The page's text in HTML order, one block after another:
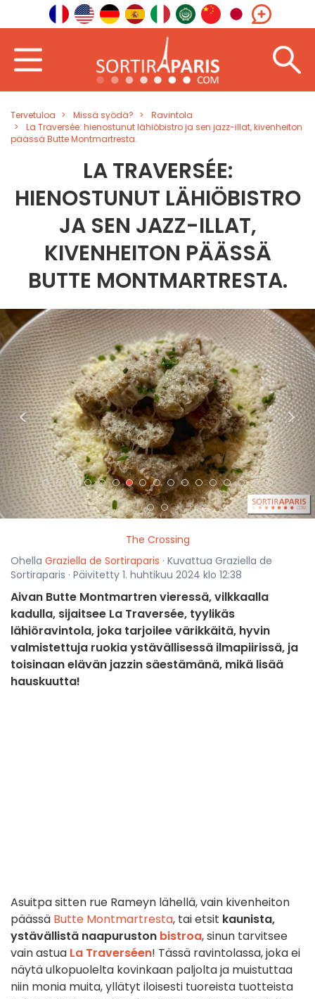
Tervetuloa Missä syödä?
Ravintola
La Traversée: hienostunut lähiöbistro ja sen jazz-illat, kivenheiton
päässä Butte Montmartresta.
LA TRAVERSÉE:
HIENOSTUNUT LÄHIÖBISTRO
JA SEN JAZZ-ILLAT,
KIVENHEITON PÄÄSSÄ
BUTTE MONTMARTRESTA.
< >
The Crossing
Ohella Graziella de Sortiraparis · Kuvattua Graziella de
Sortiraparis · Päivitetty 1. huhtikuu 2024 klo 12:38
Aivan Butte Montmartren vieressä, vilkkaalla
kadulla, sijaitsee La Traversée, tyylikäs
lähiöravintola, joka tarjoilee värikkäitä, hyvin
valmistettuja ruokia ystävällisessä ilmapiirissä, ja
toisinaan elävän jazzin säestämänä, mikä lisää
hauskuutta!
Asuitpa sitten rue Rameyn lähellä, vain kivenheiton
päässä Butte Montmartresta, tai etsit kaunista,
ystävällistä naapuruston bistroa, sinun tarvitsee
vain astua La Traverséen! Tässä ravintolassa, joka ei
näytä ulkopuolelta kovinkaan paljolta ja muistuttaa
niin monia muita, yllätyt iloisesti tuoreista tuotteista